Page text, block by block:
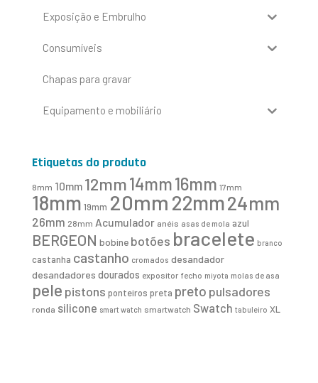
Exposição e Embrulho
Consumíveis
Chapas para gravar
Equipamento e mobiliário
Etiquetas do produto
8mm 10mm 12mm14mm16mm 17mm
18mm 19mm 20mm 22mm24mm
26mm 28mm Acumulador anéis asas de mola azul
BERGEON bobine botões bracelete branco
castanha castanho cromados desandador
desandadores dourados expositor fecho miyota molas de asa
pele pistons ponteiros preta preto pulsadores
ronda silicone smart watch smartwatch Swatch tabuleiro XL